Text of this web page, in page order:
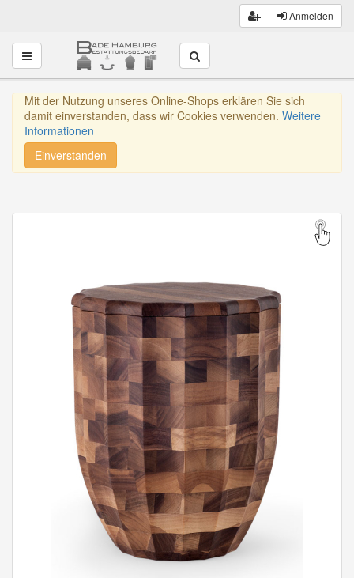
Anmelden
Toggle navigation
Mit der Nutzung unseres Online-Shops erklären Sie sich
damit einverstanden, dass wir Cookies verwenden. Weitere
Informationen
Einverstanden